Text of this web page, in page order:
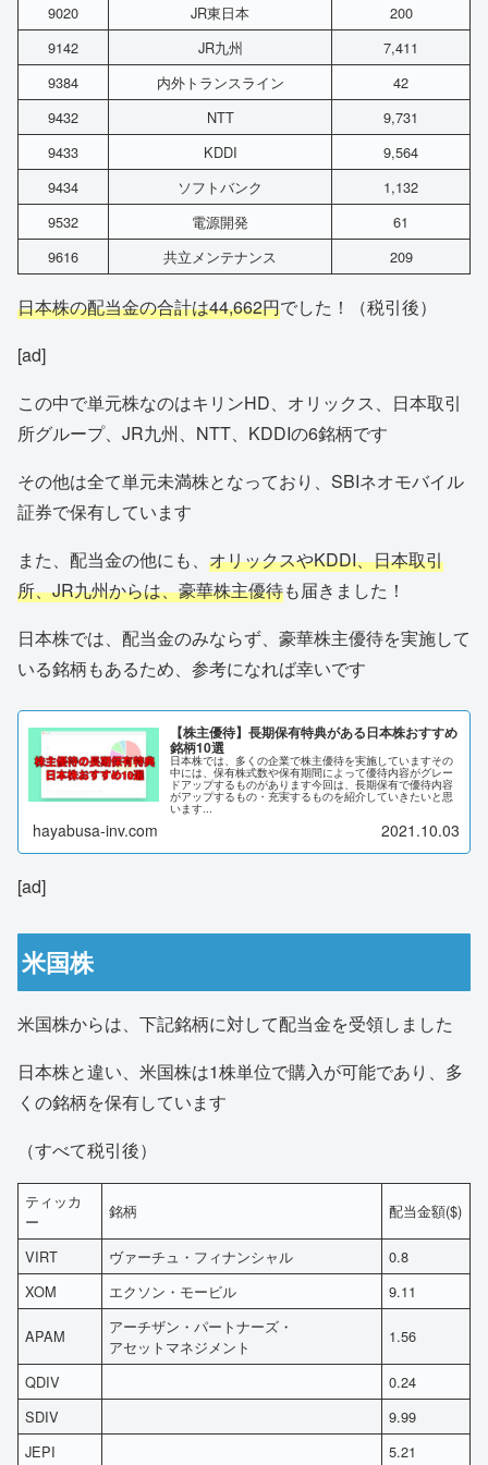
9020
JR東日本
200
9142
JR九州
7,411
9384
内外トランスライン
42
9432
NTT
9,731
9433
KDDI
9,564
9434
ソフトバンク
1,132
9532
電源開発
61
9616
共立メンテナンス 209
日本株の配当金の合計は44,662円でした！（税引後）
[ad]
この中で単元株なのはキリンHD、オリックス、日本取引
所グループ、JR九州、NTT、KDDIの6銘柄です
その他は全て単元未満株となっており、SBIネオモバイル
証券で保有しています
また、配当金の他にも、 オリックスやKDDI、日本取引
所、JR九州からは、豪華株主優待も届きました！
日本株では、配当金のみならず、豪華株主優待を実施して
いる銘柄もあるため、参考になれば幸いです
【株主優待】長期保有特典がある日本株おすすめ
銘柄10選
日本株では、多くの企業で株主優待を実施していますその
中には、保有株式数や保有期間によって優待内容がグレー
ドアップするものがあります今回は、長期保有で優待内容
がアップするもの・充実するものを紹介していきたいと思
います...
hayabusa-inv.com 2021.10.03
[ad]
米国株
米国株からは、下記銘柄に対して配当金を受領しました
日本株と違い、米国株は1株単位で購入が可能であり、多
くの銘柄を保有しています
（すべて税引後）
ティッカ
ー
銘柄 配当金額($)
VIRT ヴァーチュ・フィナンシャル
0.8
XOM
エクソン・モービル 9.11
APAM
アーチザン・パートナーズ・
アセットマネジメント
1.56
QDIV
0.24
SDIV
9.99
JEPI
5.21